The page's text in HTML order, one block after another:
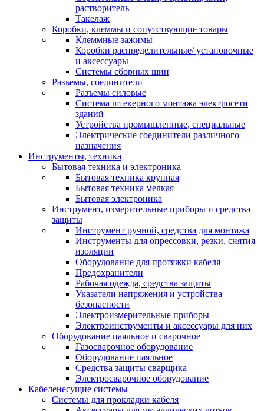
растворитель
Такелаж
Коробки, клеммы и сопутствующие товары
Клеммные зажимы
Коробки распределительные/ установочные
и аксессуары
Системы сборных шин
Разъемы, соединители
Разъемы силовые
Система штекерного монтажа электросети
зданий
Устройства промышленные, специальные
Электрические соединители различного
назначения
Инструменты, техника
Бытовая техника и электроника
Бытовая техника крупная
Бытовая техника мелкая
Бытовая электроника
Инструмент, измерительные приборы и средства
защиты
Инструмент ручной, средства для монтажа
Инструменты для опрессовки, резки, снятия
изоляции
Оборудование для протяжки кабеля
Предохранители
Рабочая одежда, средства защиты
Указатели напряжения и устройства
безопасности
Электроизмерительные приборы
Электроинструменты и аксессуары для них
Оборудование паяльное и сварочное
Газосварочное оборудование
Оборудование паяльное
Средства защиты сварщика
Электросварочное оборудование
Кабеленесущие системы
Системы для прокладки кабеля